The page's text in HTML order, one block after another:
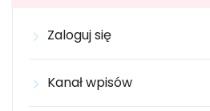
Zaloguj się
Kanał wpisów